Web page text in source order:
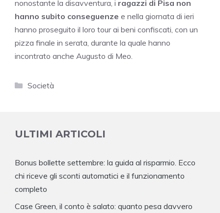
nonostante la disavventura, i ragazzi di Pisa non
hanno subito conseguenze e nella giornata di ieri
hanno proseguito il loro tour ai beni confiscati, con un
pizza finale in serata, durante la quale hanno
incontrato anche Augusto di Meo.
Categorie
Società
ULTIMI ARTICOLI
Bonus bollette settembre: la guida al risparmio. Ecco
chi riceve gli sconti automatici e il funzionamento
completo
Case Green, il conto è salato: quanto pesa davvero